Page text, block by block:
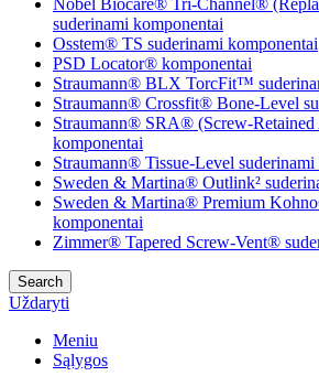
Nobel Biocare® Tri-Channel®
suderinami komponentai
Osstem® TS suderinami komponentai
PSD Locator® komponentai
Straumann® BLX TorcFit™
Straumann® Crossfit® Bone-Level
Straumann® SRA® (Screw-Retained
komponentai
Straumann® Tissue-Level suderinami
Sweden & Martina® Outlink²
Sweden & Martina® Premium
komponentai
Zimmer® Tapered Screw-Vent®
Search
Uždaryti
Meniu
Sąlygos